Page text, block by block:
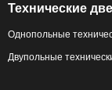
Технические
Однопольные
Двупольные